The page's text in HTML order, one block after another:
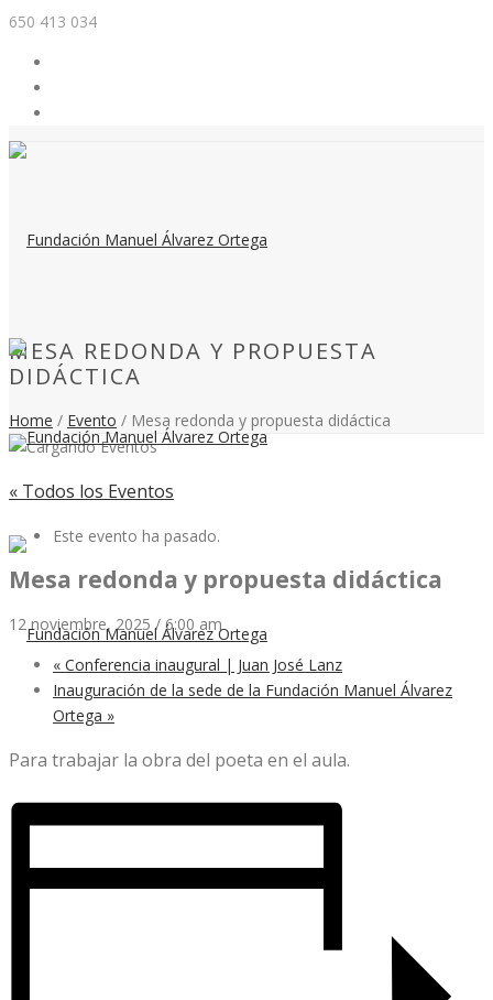
650 413 034
MESA REDONDA Y PROPUESTA
DIDÁCTICA
Home / Evento / Mesa redonda y propuesta didáctica
« Todos los Eventos
Este evento ha pasado.
Mesa redonda y propuesta didáctica
12 noviembre, 2025 / 6:00 am
« Conferencia inaugural | Juan José Lanz
Inauguración de la sede de la Fundación Manuel Álvarez
Ortega »
Para trabajar la obra del poeta en el aula.